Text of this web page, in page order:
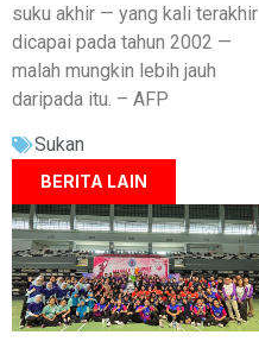
suku akhir — yang kali terakhir
dicapai pada tahun 2002 —
malah mungkin lebih jauh
daripada itu. – AFP
Sukan
BERITA LAIN